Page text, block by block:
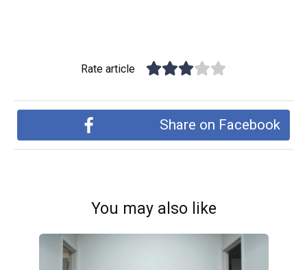
Rate article
Share on Facebook
You may also like